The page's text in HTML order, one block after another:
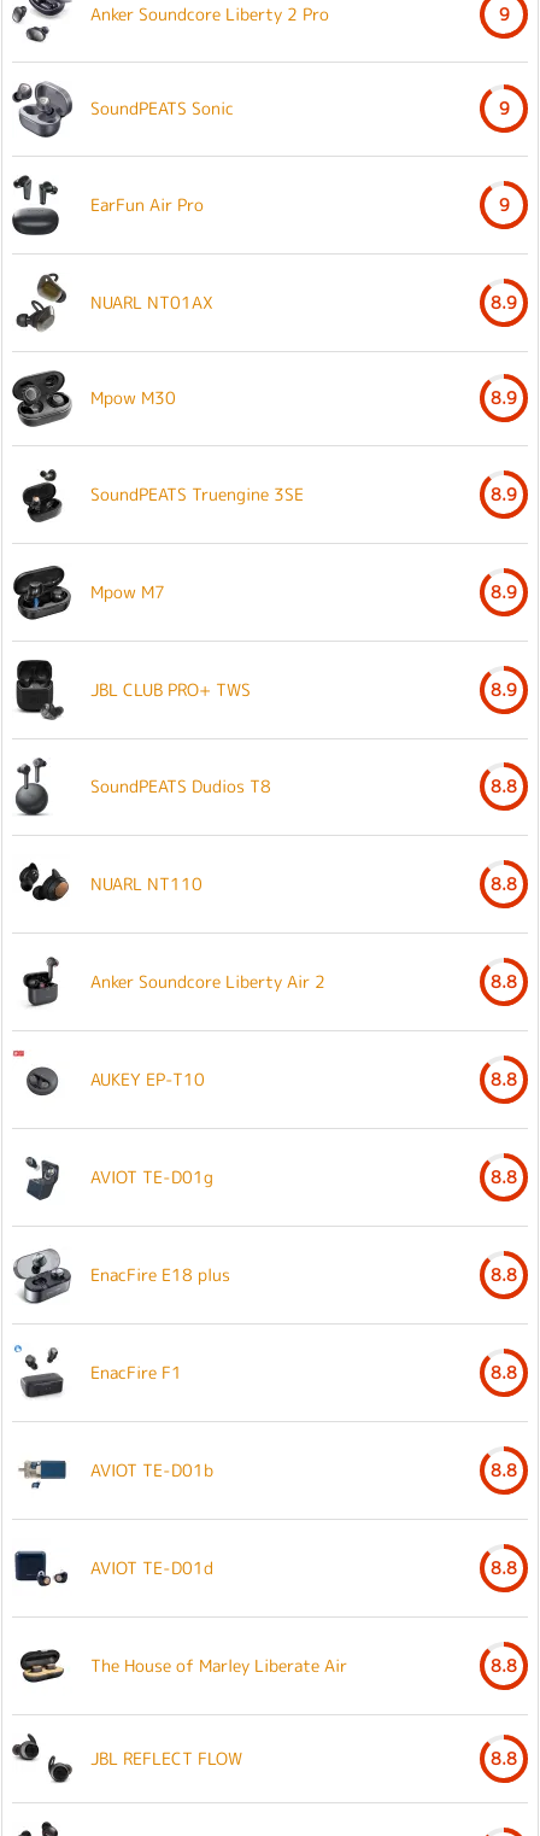
Anker Soundcore Liberty 2 Pro 9
SoundPEATS Sonic 9
EarFun Air Pro 9
NUARL NT01AX 8.9
Mpow M30 8.9
SoundPEATS Truengine 3SE 8.9
Mpow M7 8.9
JBL CLUB PRO+ TWS 8.9
SoundPEATS Dudios T8 8.8
NUARL NT110 8.8
Anker Soundcore Liberty Air 2 8.8
AUKEY EP-T10 8.8
AVIOT TE-D01g 8.8
EnacFire E18 plus 8.8
EnacFire F1 8.8
AVIOT TE-D01b 8.8
AVIOT TE-D01d 8.8
The House of Marley Liberate Air 8.8
JBL REFLECT FLOW 8.8